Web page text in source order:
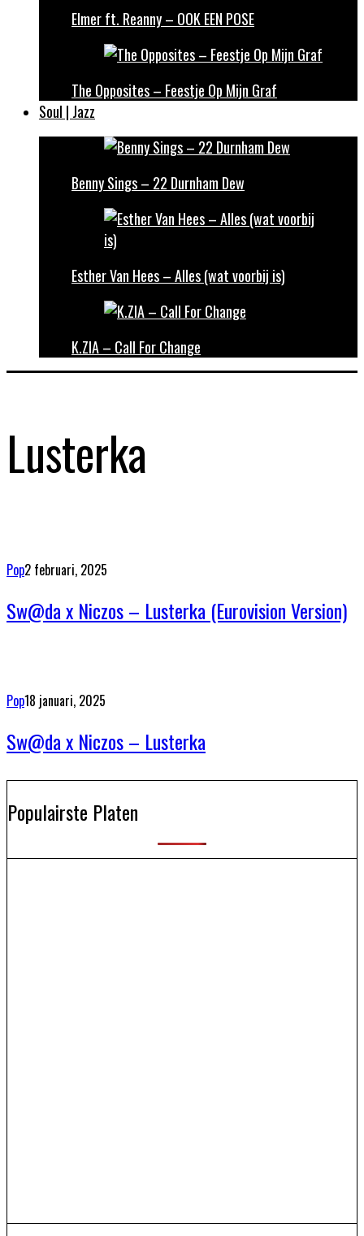
Elmer ft. Reanny – OOK EEN POSE
The Opposites – Feestje Op Mijn Graf
Soul | Jazz
Benny Sings – 22 Durnham Dew
Esther Van Hees – Alles (wat voorbij is)
K.ZIA – Call For Change
Lusterka
Pop2 februari, 2025
Sw@da x Niczos – Lusterka (Eurovision Version)
Pop18 januari, 2025
Sw@da x Niczos – Lusterka
Populairste Platen